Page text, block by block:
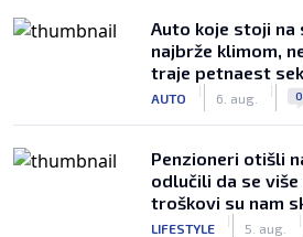
Auto koje stoji na
najbrže klimom,
traje petnaest
AUTO
|
6. aug.
| 0
Penzioneri otišli
odlučili da se više
troškovi su nam
LIFESTYLE
|
5. aug.
|